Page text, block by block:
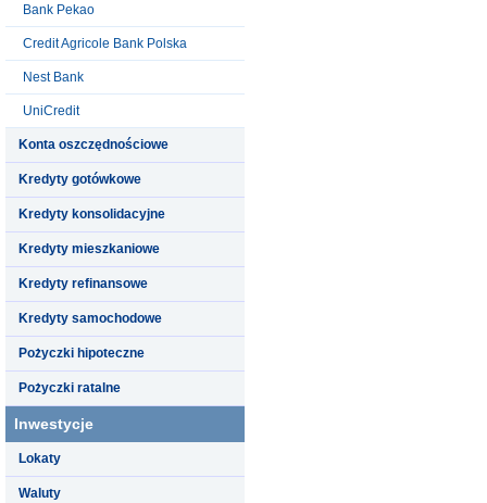
Bank Pekao
Credit Agricole Bank Polska
Nest Bank
UniCredit
Konta oszczędnościowe
Kredyty gotówkowe
Kredyty konsolidacyjne
Kredyty mieszkaniowe
Kredyty refinansowe
Kredyty samochodowe
Pożyczki hipoteczne
Pożyczki ratalne
Inwestycje
Lokaty
Waluty